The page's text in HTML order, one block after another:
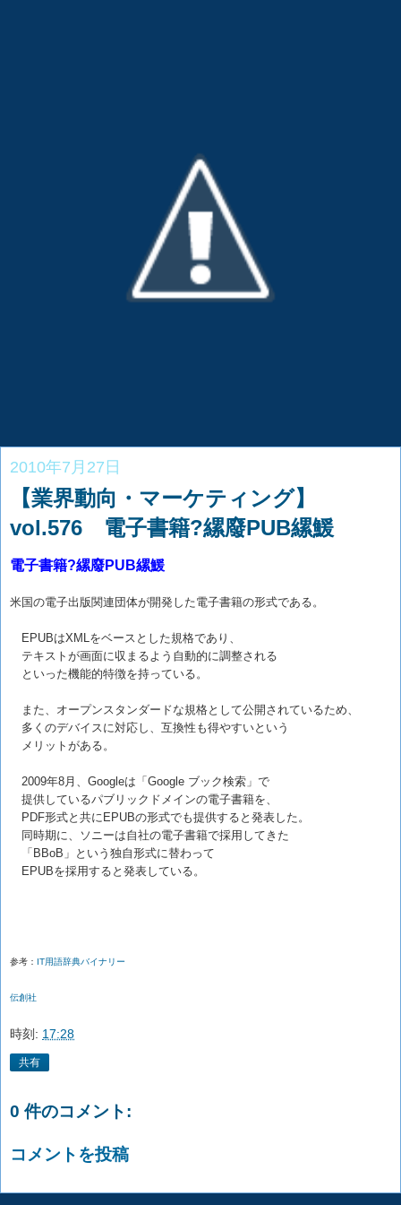
2010年7月27日
【業界動向・マーケティング】
vol.576 電子書籍?縲廢PUB縲鰀
電子書籍?縲廢PUB縲鰀
米国の電子出版関連団体が開発した電子書籍の形式である。
EPUBはXMLをベースとした規格であり、
テキストが画面に収まるよう自動的に調整される
といった機能的特徴を持っている。
また、オープンスタンダードな規格として公開されているため、
多くのデバイスに対応し、互換性も得やすいという
メリットがある。
2009年8月、Googleは「Google ブック検索」で
提供しているパブリックドメインの電子書籍を、
PDF形式と共にEPUBの形式でも提供すると発表した。
同時期に、ソニーは自社の電子書籍で採用してきた
「BBoB」という独自形式に替わって
EPUBを採用すると発表している。
参考： IT用語辞典バイナリー
伝創社
時刻: 17:28
共有
0 件のコメント:
コメントを投稿